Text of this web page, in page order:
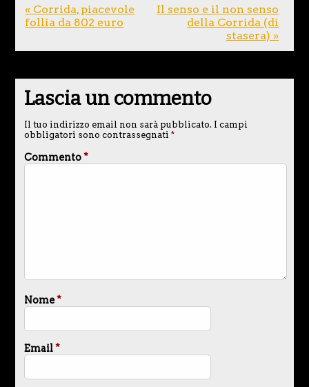
« Corrida, piacevole
follia da 802 euro
Il senso e il non senso
della Corrida (di
stasera) »
Lascia un commento
Il tuo indirizzo email non sarà pubblicato. I campi
obbligatori sono contrassegnati *
Commento*
Nome*
Email*